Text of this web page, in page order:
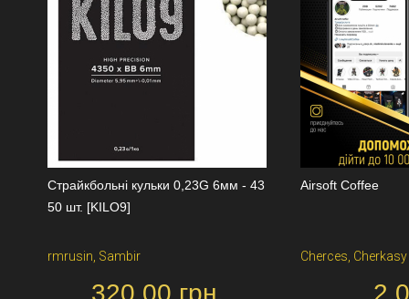
Страйкбольні кульки 0,23G 6мм - 43
50 шт. [KILO9]
rmrusin, Sambir
320.00 грн.
Airsoft Coffee
Cherces, Cherkasy